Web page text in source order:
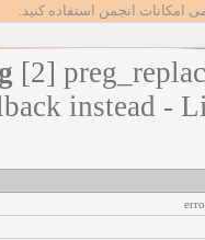
امکانات انجمن استفاده کنید.
[2]
instead -